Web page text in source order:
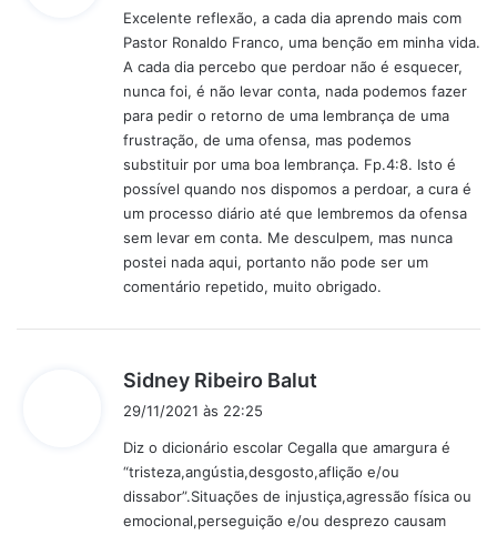
s
e
:
Excelente reflexão, a cada dia aprendo mais com
Pastor Ronaldo Franco, uma benção em minha vida.
A cada dia percebo que perdoar não é esquecer,
nunca foi, é não levar conta, nada podemos fazer
para pedir o retorno de uma lembrança de uma
frustração, de uma ofensa, mas podemos
substituir por uma boa lembrança. Fp.4:8. Isto é
possível quando nos dispomos a perdoar, a cura é
um processo diário até que lembremos da ofensa
sem levar em conta. Me desculpem, mas nunca
postei nada aqui, portanto não pode ser um
comentário repetido, muito obrigado.
Sidney Ribeiro Balut
s
e
:
29/11/2021 às 22:25
Diz o dicionário escolar Cegalla que amargura é
“tristeza,angústia,desgosto,aflição e/ou
dissabor”.Situações de injustiça,agressão física ou
emocional,perseguição e/ou desprezo causam